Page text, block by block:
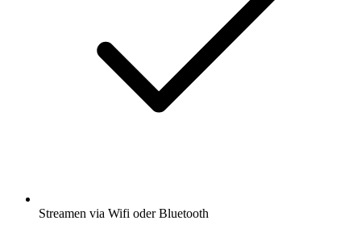
Streamen via Wifi oder Bluetooth